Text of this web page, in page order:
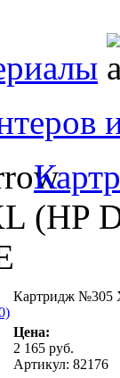
(HP
Картридж №305
Цена:
2 165 руб.
Артикул: 82176